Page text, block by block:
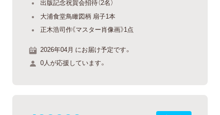
出版記念祝賀会招待（2名）
大浦食堂鳥瞰図柄 扇子1本
正木浩司作《マスター肖像画》1点
2026年04月 にお届け予定です。
0人が応援しています。